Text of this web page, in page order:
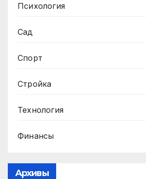
Психология
Сад
Спорт
Стройка
Технология
Финансы
Архивы